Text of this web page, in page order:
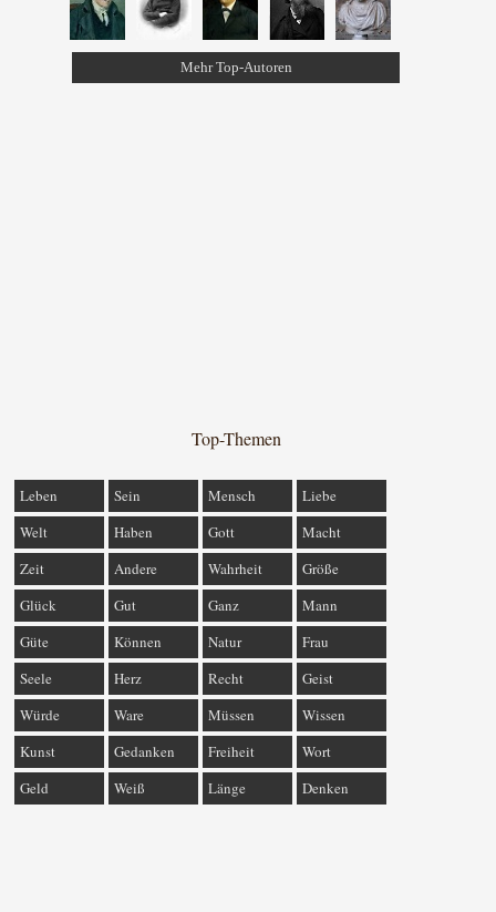
Mehr Top-Autoren
Top-Themen
Leben Sein Mensch
Liebe
Welt
Haben Gott
Macht
Zeit
Andere Wahrheit
Größe
Glück
Gut Ganz
Mann
Güte
Können Natur
Frau
Seele
Herz Recht
Geist
Würde
Ware Müssen
Wissen
Kunst
Gedanken Freiheit
Wort
Geld
Weiß Länge Denken